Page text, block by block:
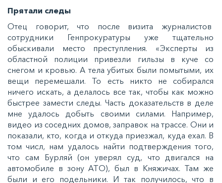
Прятали следы
Отец говорит, что после визита журналистов
сотрудники Генпрокуратуры уже тщательно
обыскивали место преступления. «Эксперты из
областной полиции привезли гильзы в куче со
снегом и кровью. А тела убитых были помытыми, их
вещи перемешали. То есть никто не собирался
ничего искать, а делалось все так, чтобы как можно
быстрее замести следы. Часть доказательств в деле
мне удалось добыть своими силами. Например,
видео из соседних домов, заправок на трассе. Они и
показали, кто, когда и откуда приезжал, куда ехал. В
том числ, нам удалось найти подтверждения того,
что сам Бурляй (он уверял суд, что двигался на
автомобиле в зону АТО), был в Княжичах. Там же
были и его подельники. И так получилось, что в